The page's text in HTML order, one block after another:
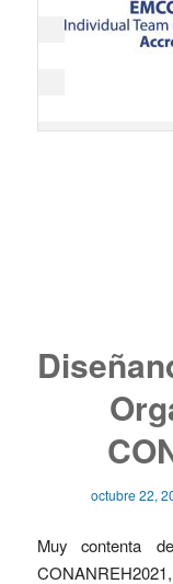
octubre 22,
Muy contenta
CONANREH2021